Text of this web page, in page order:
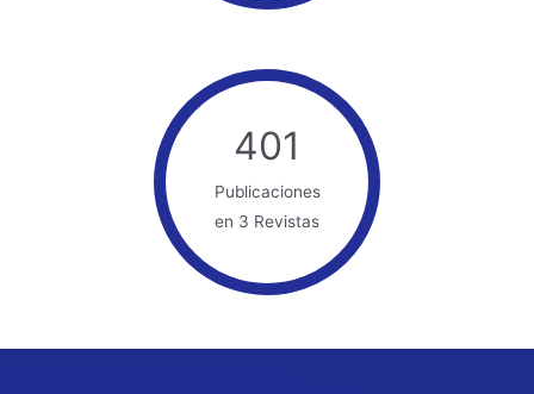
401
Publicaciones
en 3 Revistas